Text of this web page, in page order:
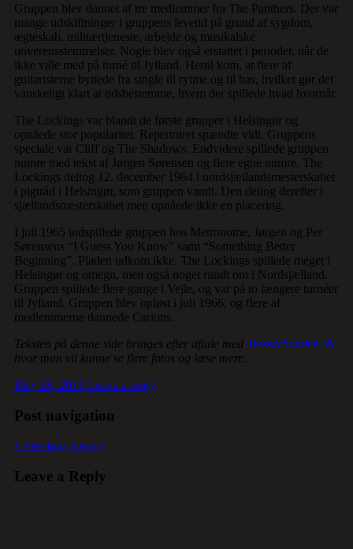
Gruppen blev dannet af tre medlemmer fra The Panthers. Der var
mange udskiftninger i gruppens levetid på grund af sygdom,
ægteskab, militærtjeneste, arbejde og musikalske
uoverensstemmelser. Nogle blev også erstattet i perioder, når de
ikke ville med på turné til Jylland. Hertil kom, at flere af
guitaristerne byttede fra single til rytme og til bas, hvilket gør det
vanskeligt klart at tidsbestemme, hvem der spillede hvad hvornår.
The Lockings var blandt de første grupper i Helsingør og
opnåede stor popularitet. Repertoiret spændte vidt. Gruppens
speciale var Cliff og The Shadows. Endvidere spillede gruppen
numre med tekst af Jørgen Sørensen og flere egne numre. The
Lockings deltog 12. december 1964 i nordsjællandsmesterskabet
i pigtråd i Helsingør, som gruppen vandt. Den deltog derefter i
sjællandsmesterskabet men opnåede ikke en placering.
I juli 1965 indspillede gruppen hos Metronome, Jørgen og Per
Sørensens “I Guess You Know” samt “Something Better
Beginning”. Pladen udkom ikke. The Lockings spillede meget i
Helsingør og omegn, men også noget rundt om i Nordsjælland.
Gruppen spillede flere gange i Vejle, og var på to længere turnéer
til Jylland. Gruppen blev opløst i juli 1966, og flere af
medlemmerne dannede Carions.
Teksten på denne side bringes efter aftale med Tresserbanden.dk
hvor man vil kunne se flere fotos og læse mere.
May 28, 2015 Leave a reply
Post navigation
« Previous Next »
Leave a Reply